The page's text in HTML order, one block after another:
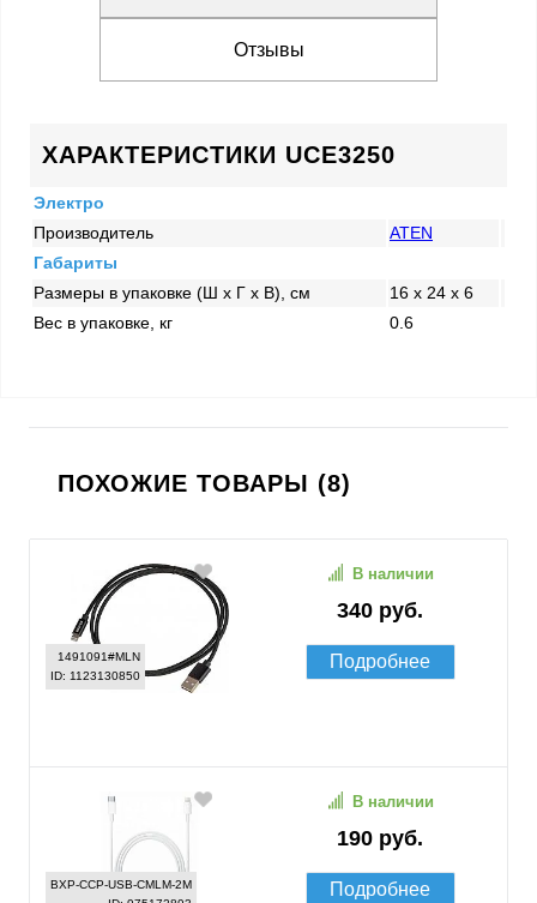
Отзывы
ХАРАКТЕРИСТИКИ UCE3250
Электро
Производитель
ATEN
Габариты
Размеры в упаковке (Ш x Г x В), см
16 x 24 x 6
Вес в упаковке, кг
0.6
ПОХОЖИЕ ТОВАРЫ (8)
1491091#MLN
ID: 1123130850
340 руб.
В наличии
Подробнее
BXP-CCP-USB-CMLM-2M
190 руб.
В наличии
Подробнее